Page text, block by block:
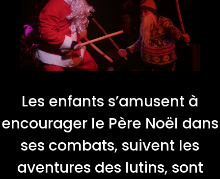
Les enfants s’amusent à
encourager le Père Noël dans
ses combats, suivent les
aventures des lutins, sont